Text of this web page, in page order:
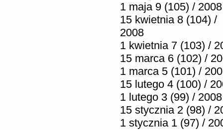
1 maja 9 (105) / 2008
15 kwietnia 8 (104) /
2008
1 kwietnia 7 (103) /
15 marca 6 (102) /
1 marca 5 (101) /
15 lutego 4 (100) /
1 lutego 3 (99) / 2008
15 stycznia 2 (98) /
1 stycznia 1 (97) /